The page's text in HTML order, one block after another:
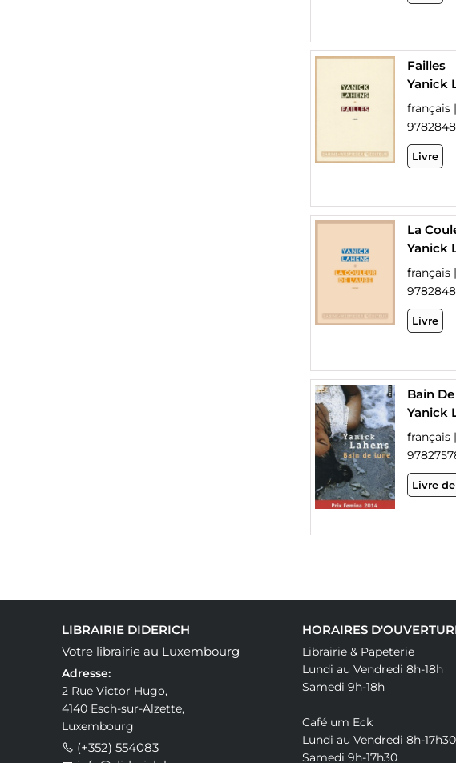
Failles
Yanick
français
Livre
La
Yanick
français
Livre
Bain
Yanick
français
Livre
LIBRAIRIE DIDERICH
Votre librairie au Luxembourg
Adresse:
2 Rue Victor Hugo,
4140 Esch-sur-Alzette,
Luxembourg
(+352) 554083
HORAIRES
Librairie & Papeterie
Lundi au Vendredi 8h-18h
Samedi 9h-18h
Café um Eck
Lundi au Vendredi 8h-17h30
Samedi 9h-17h30